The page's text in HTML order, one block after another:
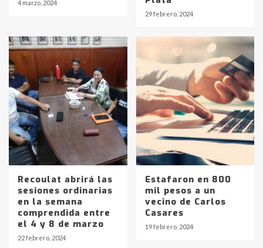
4 marzo, 2024
29 febrero, 2024
Recoulat abrirá las
sesiones ordinarias
en la semana
comprendida entre
el 4 y 8 de marzo
22 febrero, 2024
Estafaron en 800
mil pesos a un
vecino de Carlos
Casares
19 febrero, 2024
Identidad de los adolescentes
pampeanos que fueron